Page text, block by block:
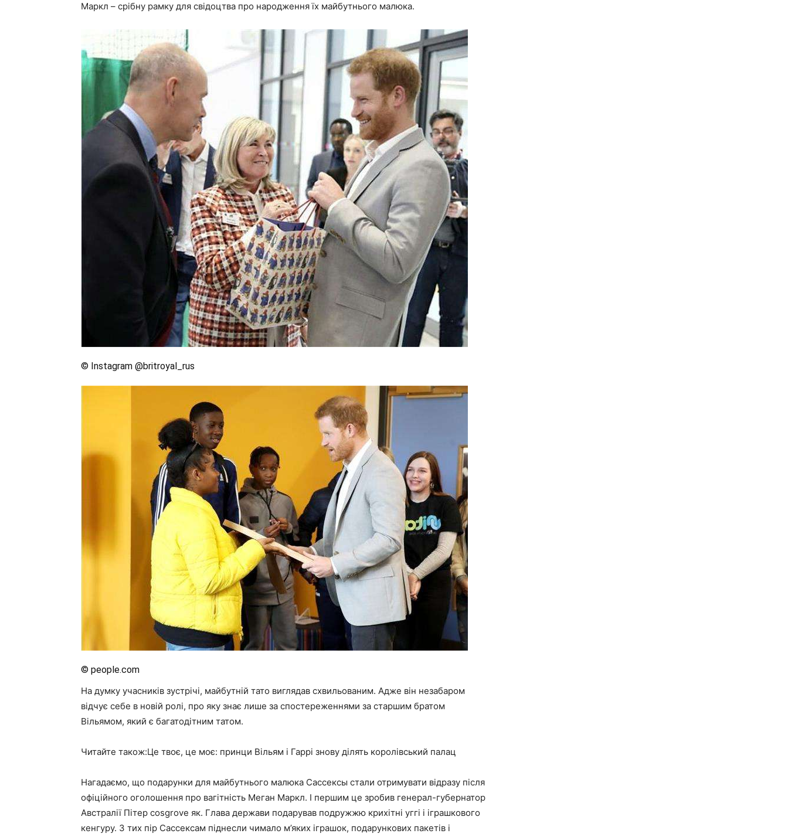
Маркл – срібну рамку для свідоцтва про народження їх майбутнього малюка.
© Instagram @britroyal_rus
© people.com
На думку учасників зустрічі, майбутній тато виглядав схвильованим. Адже він незабаром
відчує себе в новій ролі, про яку знає лише за спостереженнями за старшим братом
Вільямом, який є багатодітним татом.
Читайте також:Це твоє, це моє: принци Вільям і Гаррі знову ділять королівський палац
Нагадаємо, що подарунки для майбутнього малюка Сассексы стали отримувати відразу після
офіційного оголошення про вагітність Меган Маркл. І першим це зробив генерал-губернатор
Австралії Пітер cosgrove як. Глава держави подарував подружжю крихітні уггі і іграшкового
кенгуру. З тих пір Сассексам піднесли чимало м’яких іграшок, подарункових пакетів і